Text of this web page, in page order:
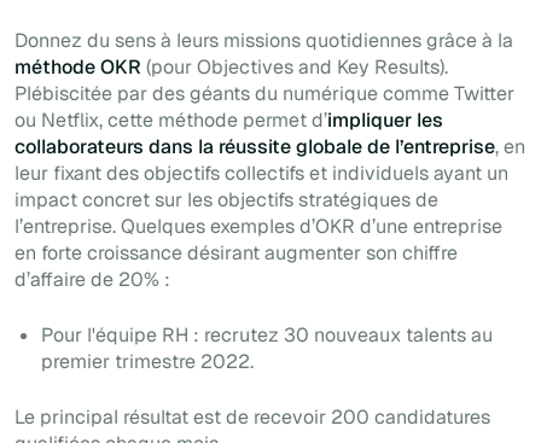
Donnez du sens à leurs missions quotidiennes grâce à la
méthode OKR (pour Objectives and Key Results).
Plébiscitée par des géants du numérique comme Twitter
ou Netflix, cette méthode permet d’impliquer les
collaborateurs dans la réussite globale de l’entreprise, en
leur fixant des objectifs collectifs et individuels ayant un
impact concret sur les objectifs stratégiques de
l’entreprise. Quelques exemples d’OKR d’une entreprise
en forte croissance désirant augmenter son chiffre
d’affaire de 20% :
Pour l'équipe RH : recrutez 30 nouveaux talents au
premier trimestre 2022.
Le principal résultat est de recevoir 200 candidatures